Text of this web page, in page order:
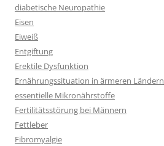
diabetische Neuropathie
Eisen
Eiweiß
Entgiftung
Erektile Dysfunktion
Ernährungssituation in ärmeren Ländern
essentielle Mikronährstoffe
Fertilitätsstörung bei Männern
Fettleber
Fibromyalgie